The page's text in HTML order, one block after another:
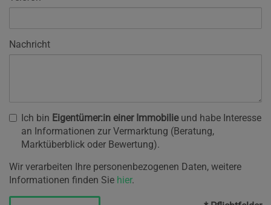
Nachricht
Ich bin Eigentümer:in einer Immobilieund habe Interesse
an Informationen zur Vermarktung (Beratung,
Marktüberblick oder Bewertung).
Wir verarbeiten Ihre personenbezogenen Daten, weitere
Informationen finden Sie hier.